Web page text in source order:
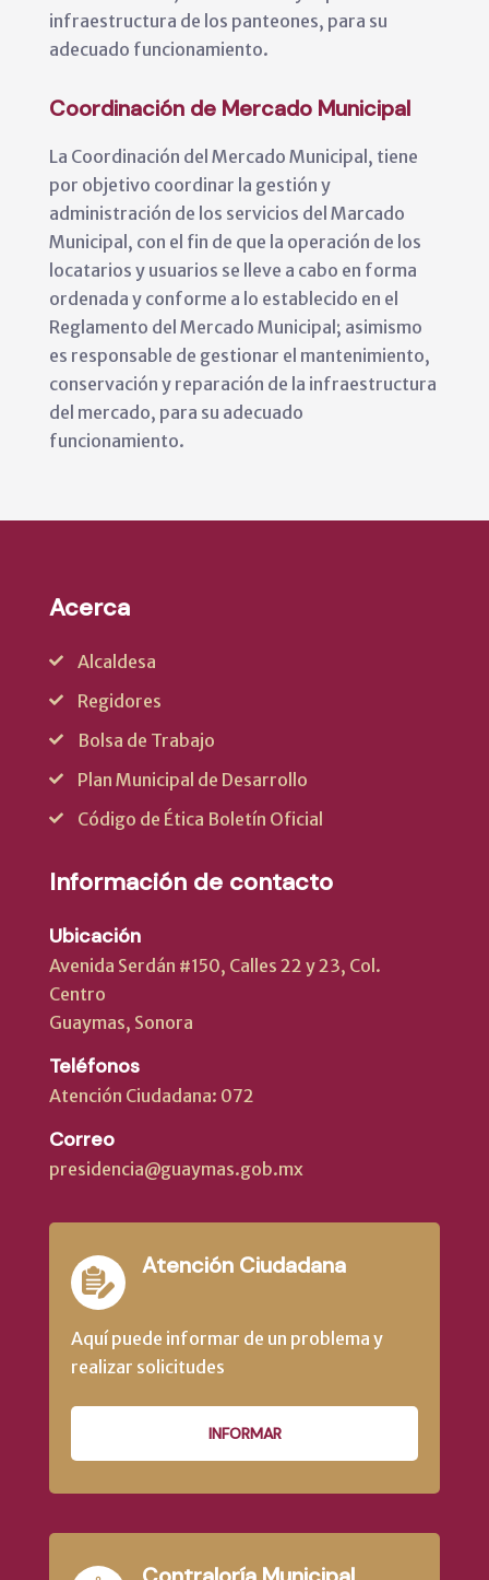
infraestructura de los panteones, para su
adecuado funcionamiento.
Coordinación de Mercado Municipal
La Coordinación del Mercado Municipal, tiene
por objetivo coordinar la gestión y
administración de los servicios del Marcado
Municipal, con el fin de que la operación de los
locatarios y usuarios se lleve a cabo en forma
ordenada y conforme a lo establecido en el
Reglamento del Mercado Municipal; asimismo
es responsable de gestionar el mantenimiento,
conservación y reparación de la infraestructura
del mercado, para su adecuado
funcionamiento.
Acerca
Alcaldesa
Regidores
Bolsa de Trabajo
Plan Municipal de Desarrollo
Código de Ética Boletín Oficial
Información de contacto
Ubicación
Avenida Serdán #150, Calles 22 y 23, Col.
Centro
Guaymas, Sonora
Teléfonos
Atención Ciudadana: 072
Correo
presidencia@guaymas.gob.mx
Atención Ciudadana
Aquí puede informar de un problema y
realizar solicitudes
INFORMAR